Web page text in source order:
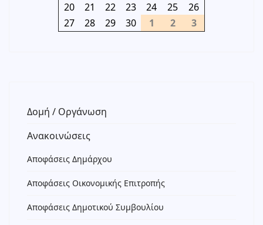
20
21 22 23 24 25
26
27
28 29 30 1 2 3
Δομή / Οργάνωση
Ανακοινώσεις
Αποφάσεις Δημάρχου
Αποφάσεις Οικονομικής Επιτροπής
Αποφάσεις Δημοτικού Συμβουλίου